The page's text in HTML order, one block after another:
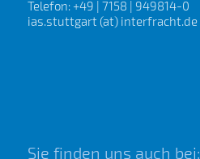
Telefon: +49 | 7158 | 949814-0
ias.stuttgart (at) interfracht.de
Sie finden uns auch bei: